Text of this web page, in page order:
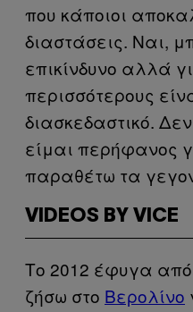
που κάποιοι
διαστάσεις. Ναι,
επικίνδυνο αλλά
περισσότερους
διασκεδαστικό.
είμαι περήφανος
παραθέτω τα
VIDEOS BY VICE
Το 2012 έφυγα
ζήσω στο Βερολίνο